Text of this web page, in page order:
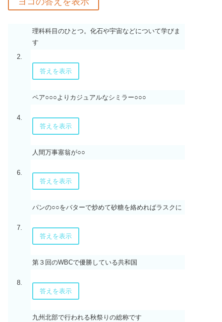
2.
理科科目のひとつ。化石や宇宙などについて学びま
す
答えを表示
4.
ペア○○○よりカジュアルなシミラー○○○
答えを表示
6.
人間万事塞翁が○○
答えを表示
7.
パンの○○をバターで炒めて砂糖を絡めればラスクに
答えを表示
8.
第３回のWBCで優勝している共和国
答えを表示
九州北部で行われる秋祭りの総称です